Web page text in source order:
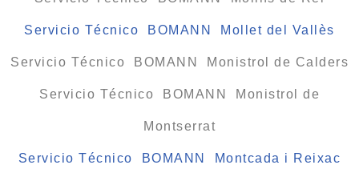
Servicio Técnico BOMANN Mollet del Vallès
Servicio Técnico BOMANN Monistrol de Calders
Servicio Técnico BOMANN Monistrol de
Montserrat
Servicio Técnico BOMANN Montcada i Reixac